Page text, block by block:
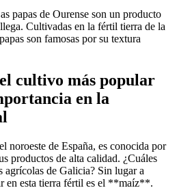
papas de Ourense son un producto
Cultivadas en la fértil tierra de la
son famosas por su textura
cultivo más popular
en la
noroeste de España, es conocida por
productos de alta calidad. ¿Cuáles
agrícolas de Galicia? Sin lugar a
en esta tierra fértil es el **maíz**.